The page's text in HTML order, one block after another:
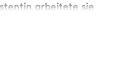
arbeitete sie
Leipzig und
Seit 2022 ist sie